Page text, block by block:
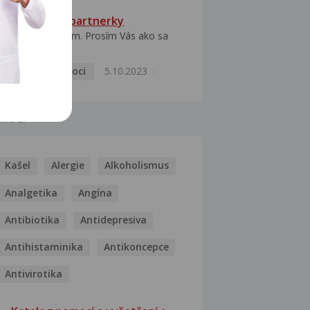
HPV typ 52 u partnerky
Dobrý deň prajem. Prosím Vás ako sa
Pohlavní nemoci
5.10.2023
Kašel Alergie Alkoholismus
Analgetika Angína
Antibiotika Antidepresiva
Antihistaminika Antikoncepce
Antivirotika